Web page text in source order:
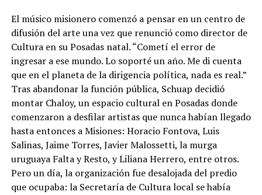
El músico misionero comenzó a pensar en un centro de
difusión del arte una vez que renunció como director de
Cultura en su Posadas natal. “Cometí el error de
ingresar a ese mundo. Lo soporté un año. Me di cuenta
que en el planeta de la dirigencia política, nada es real.”
Tras abandonar la función pública, Schuap decidió
montar Chaloy, un espacio cultural en Posadas donde
comenzaron a desfilar artistas que nunca habían llegado
hasta entonces a Misiones: Horacio Fontova, Luis
Salinas, Jaime Torres, Javier Malossetti, la murga
uruguaya Falta y Resto, y Liliana Herrero, entre otros.
Pero un día, la organización fue desalojada del predio
que ocupaba: la Secretaría de Cultura local se había